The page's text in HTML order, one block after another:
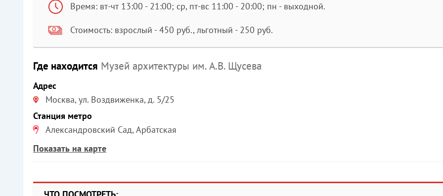
Время: вт-чт 13:00 - 21:00; ср, пт-вс 11:00 - 20:00; пн - выходной.
Стоимость: взрослый - 450 руб., льготный - 250 руб.
Где находится Музей архитектуры им. А.В. Щусева
Адрес
Москва, ул. Воздвиженка, д. 5/25
Станция метро
Александровский Сад, Арбатская
Показать на карте